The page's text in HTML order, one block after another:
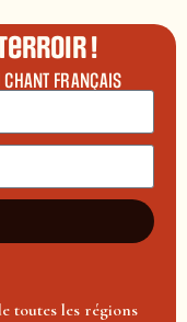
!
FRANÇAIS
toutes les régions